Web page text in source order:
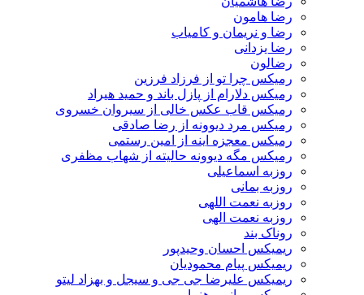
رضا هامون
رضا و نریمان و کامیاب
رضا یزدانی
رضالون
رمیکس چرا تو از فرزاد فرزین
رمیکس دلارام از پازل باند و حمید هیراد
رمیکس قاب عکس خالی از سیروان خسروی
رمیکس مرد دیوونه از رضا صادقی
رمیکس معجزه اینه از امین رستمی
رمیکس مگه دیوونه حالیته از شهاب مظفری
روزبه اسماعیلی
روزبه بمانی
روزبه نعمت اللهی
روزبه نعمت الهی
روناک بند
ریمیکس احسان وحیدپور
ریمیکس پیام محمودیان
ریمیکس علیرضا جی جی و سیجل و بهزاد لیتو